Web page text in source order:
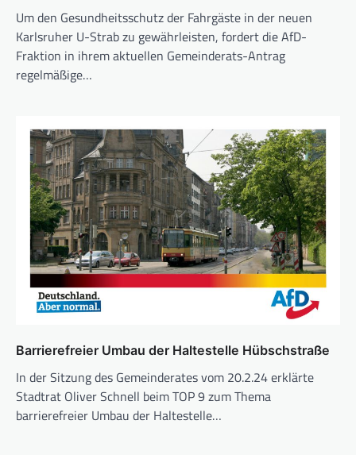
Um den Gesundheitsschutz der Fahrgäste in der neuen
Karlsruher U-Strab zu gewährleisten, fordert die AfD-
Fraktion in ihrem aktuellen Gemeinderats-Antrag
regelmäßige…
Barrierefreier Umbau der Haltestelle Hübschstraße
In der Sitzung des Gemeinderates vom 20.2.24 erklärte
Stadtrat Oliver Schnell beim TOP 9 zum Thema
barrierefreier Umbau der Haltestelle…